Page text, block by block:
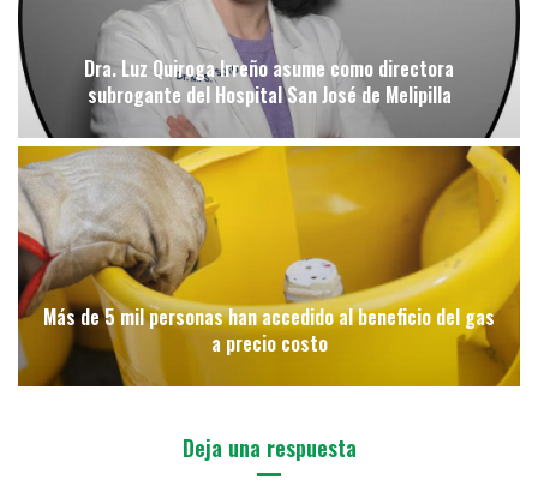
Dra. Luz Quiroga Irreño asume como directora
subrogante del Hospital San José de Melipilla
Más de 5 mil personas han accedido al beneficio del gas
a precio costo
Deja una respuesta